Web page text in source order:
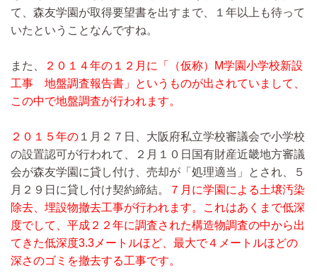
て、森友学園が取得要望書を出すまで、１年以上も待って
いたということなんですね。
また、
２０１４年の１２月に「（仮称）M学園小学校新設
工事 地盤調査報告書」というものが出されていまして、
この中で地盤調査が行われます。
２０１５年の １月２７日、大阪府私立学校審議会で小学校
の設置認可が行われて、２月１０日国有財産近畿地方審議
会が森友学園に貸し付け、売却が「処理適当」とされ、５
月２９日に貸し付け契約締結。
７月に学園による土壌汚染
除去、埋設物撤去工事が行われます。これはあくまで低深
度でして、平成２２年に調査された構造物調査の中から出
てきた低深度3.3メートルほど、最大で４メートルほどの
深さのゴミを撤去する工事です。